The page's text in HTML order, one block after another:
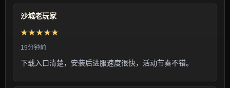
沙城老玩家
★★★★★
19分钟前
下载入口清楚，安装后进服速度很快，活动节奏不错。